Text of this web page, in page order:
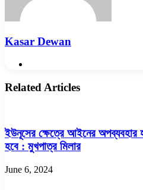
Kasar Dewan
Related Articles
ইউনূসের ক্ষেত্রে আইনের অপব্যবহার
হবে : মুখপাত্র মিলার
June 6, 2024